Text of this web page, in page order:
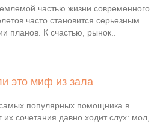
частью жизни современного
часто становится серьезным
планов. К счастью, рынок..
это миф из зала
популярных помощника в
сочетания давно ходит слух: мол,